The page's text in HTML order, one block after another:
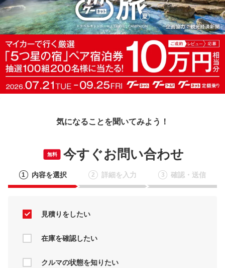
気になることを聞いてみよう！
無料 今すぐお問い合わせ
1 内容を選択 2 詳細を入力 3 確認・送信
見積りをしたい
在庫を確認したい
クルマの状態を知りたい